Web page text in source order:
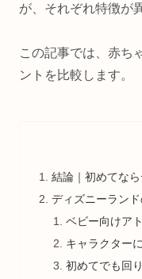
が、それぞれ特徴が
この記事では、赤ち
ントを比較します。
結論｜初めてな
ディズニーラン
ベビー向けア
キャラクター
初めてでも回